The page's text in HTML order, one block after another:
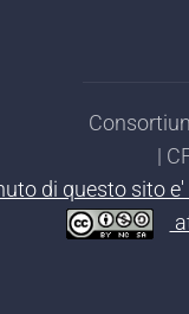
|
di questo sito